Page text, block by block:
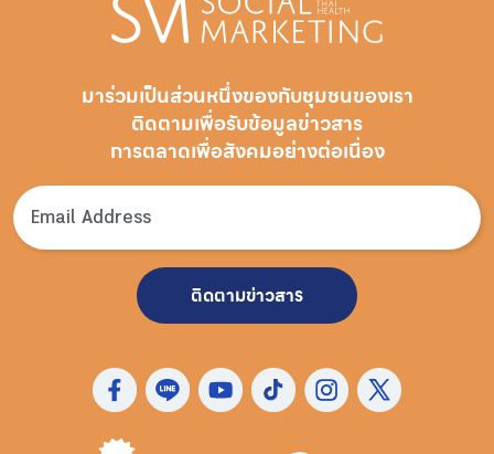
มาร่วมเป็นส่วนหนึ่งของกับชุมชนของเรา
ติดตามเพื่อรับข้อมูลข่าวสาร
การตลาดเพื่อสังคมอย่างต่อเนื่อง
ติดตามข่าวสาร